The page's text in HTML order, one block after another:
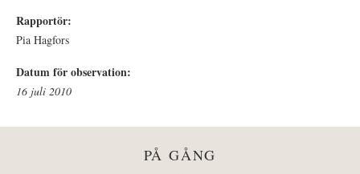
Rapportör:
Pia Hagfors
Datum för observation:
16 juli 2010
PÅ GÅNG